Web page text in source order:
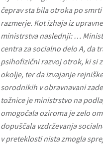
čeprav sta bila otroka po
razmerje. Kot izhaja iz
ministrstva naslednji: …
centra za socialno delo A, da
psihofizični razvoj otrok, ki si
okolje, ter da izvajanje
sorodnikih v obravnavani
tožnice je ministrstvo na
omogočala oziroma je zelo
dopuščala vzdrževanja
v preteklosti nista zmogla